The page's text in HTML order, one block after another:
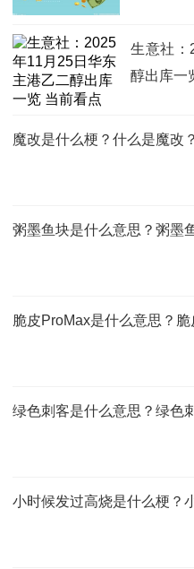
生意社：
醇出库一
魔改是什么梗？什么是魔改？
粥墨鱼块是什么意思？粥墨
脆皮ProMax是什么意思？
绿色刺客是什么意思？绿色
小时候发过高烧是什么梗？